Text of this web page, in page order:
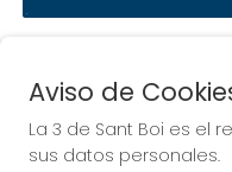
Sorteo
Aviso de
La 3 de Sant Boi es el
sus datos personales.